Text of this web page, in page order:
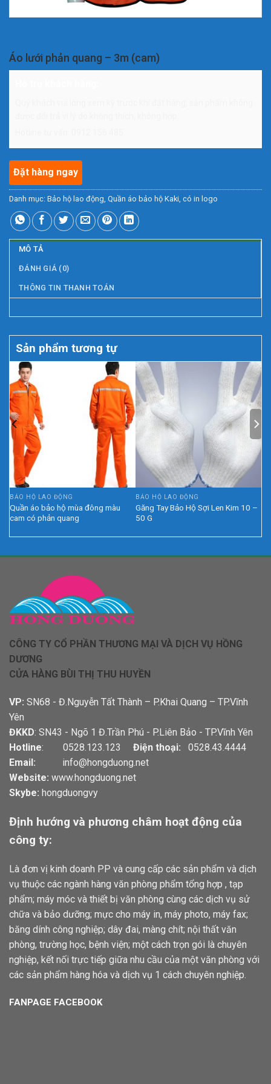
Áo lưới phản quang – 3m (cam)
Đặt hàng ngay
Danh mục: Bảo hộ lao động Quần áo bảo hộ Kaki, có in logo
MÔ TẢ
ĐÁNH GIÁ (0)
THÔNG TIN THANH TOÁN
Sản phẩm tương tự
BẢO HỘ LAO ĐỘNG
Quần áo bảo hộ mùa đông màu
cam có phản quang
BẢO HỘ LAO ĐỘNG
Găng Tay Bảo Hộ Sợi Len Kim 10 –
50 G
CÔNG TY CỔ PHẦN THƯƠNG MẠI VÀ DỊCH VỤ HỒNG
DƯƠNG
CỬA HÀNG BÙI THỊ THU HUYỀN
VP: SN68 - Đ.Nguyễn Tất Thành – P.Khai Quang – TP.Vĩnh
Yên
ĐKKD: SN43 - Ngõ 1 Đ.Trần Phú - P.Liên Bảo - TP.Vĩnh Yên
Hotline: 0528.123.123 Điện thoại: 0528.43.4444
Email:
info@hongduong.net
Website: www.hongduong.net
Skybe: hongduongvy
Định hướng và phương châm hoạt động của
công ty:
Là đơn vị kinh doanh PP và cung cấp các sản phẩm và dịch
vụ thuộc các ngành hàng văn phòng phẩm tổng hợp , tạp
phẩm; máy móc và thiết bị văn phòng cùng các dịch vụ sử
chữa và bảo dưỡng; mực cho máy in, máy photo, máy fax;
băng dính công nghiệp; dây đai, màng chít; nội thất văn
phòng, trường học, bệnh viện; một cách trọn gói là chuyên
nghiệp, kết nối trực tiếp giữa nhu cầu của một văn phòng với
các sản phẩm hàng hóa và dịch vụ 1 cách chuyên nghiệp.
FANPAGE FACEBOOK